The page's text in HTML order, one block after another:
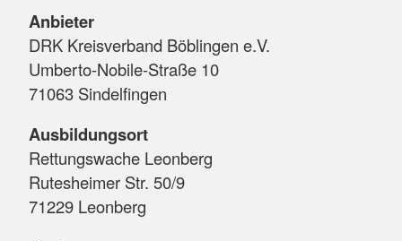
Anbieter
DRK Kreisverband Böblingen e.V.
Umberto-Nobile-Straße 10
71063 Sindelfingen
Ausbildungsort
Rettungswache Leonberg
Rutesheimer Str. 50/9
71229 Leonberg